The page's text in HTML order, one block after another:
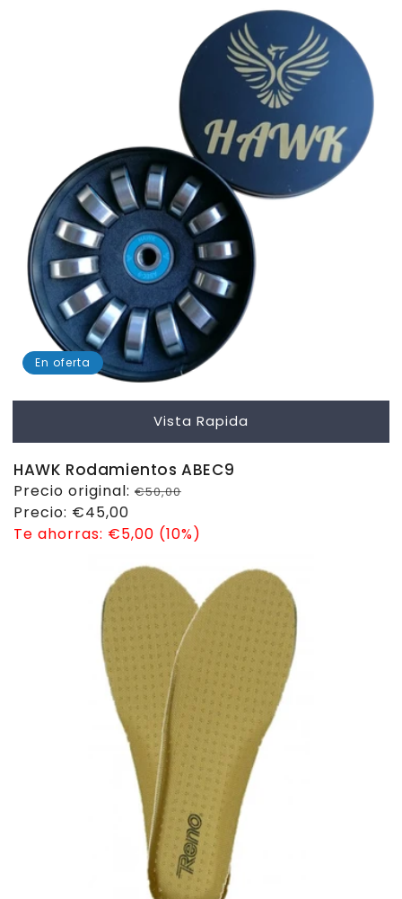
En oferta
Vista Rapida
HAWK Rodamientos ABEC9
Precio
habitual
Precio original: €50,00
Precio
de
Precio: €45,00
Te ahorras: €5,00 (10%)